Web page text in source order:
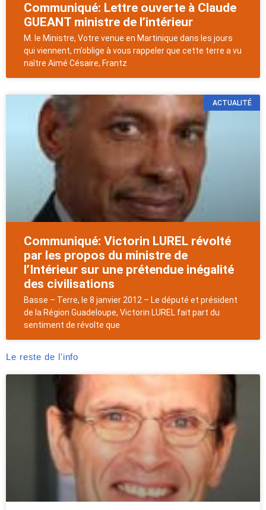
Communiqué: Lettre ouverte à Claude
GUEANT ministre de l’intérieur
M. le Ministre, Votre venue en Martinique dans les jours
qui viennent, m’oblige à vous rappeler que cette terre a vu
naître Aimé Césaire, Frantz
ACTUALITÉ
Communiqué: Victorin LUREL révolté
par les propos du ministre de
l’Intérieur sur une prétendue inégalité
des civilisations
Basse – Terre, le 8 janvier 2012 – Le député et président
de la Région Guadeloupe, Victorin LUREL fait part du
sentiment de révolte que
Le reste de l'info